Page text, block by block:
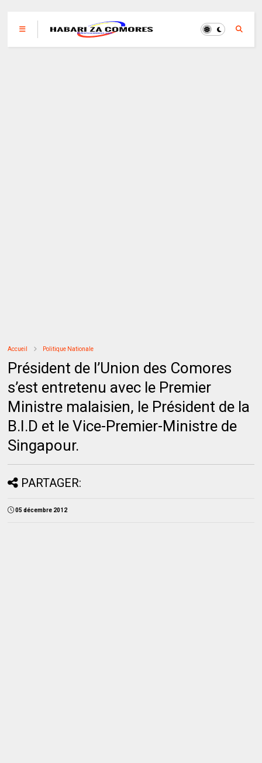
Accueil Politique Nationale
Président de l’Union des Comores
s’est entretenu avec le Premier
Ministre malaisien, le Président de la
B.I.D et le Vice-Premier-Ministre de
Singapour.
PARTAGER:
05 décembre 2012